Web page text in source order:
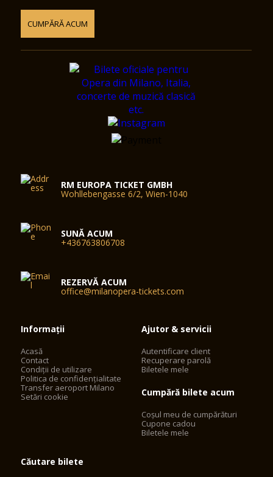
CUMPĂRĂ ACUM
RM EUROPA TICKET GMBH
Wohllebengasse 6/2, Wien-1040
SUNĂ ACUM
+436763806708
REZERVĂ ACUM
office@milanopera-tickets.com
Informații
Acasă
Contact
Condiții de utilizare
Politica de confidențialitate
Transfer aeroport Milano
Setări cookie
Ajutor & servicii
Autentificare client
Recuperare parolă
Biletele mele
Cumpără bilete acum
Coșul meu de cumpărături
Cupone cadou
Biletele mele
Căutare bilete